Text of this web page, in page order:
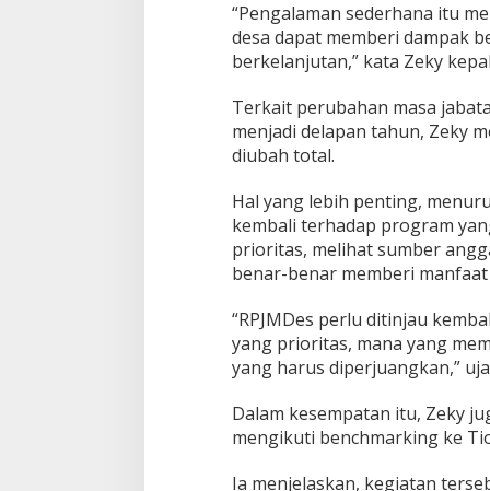
“Pengalaman sederhana itu
desa dapat memberi dampak
berkelanjutan,” kata Zeky
Terkait perubahan masa
menjadi delapan tahun, Zeky
diubah total.
Hal yang lebih penting,
kembali terhadap program
prioritas, melihat sumber
benar-benar memberi
“RPJMDes perlu ditinjau
yang prioritas, mana yang
yang harus diperjuangkan,”
Dalam kesempatan itu, Zeky
mengikuti benchmarking ke
Ia menjelaskan, kegiatan